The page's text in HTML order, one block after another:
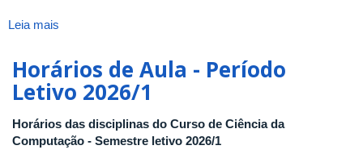
Leia mais
de
aulas
Horários de Aula - Período
Letivo 2026/1
Horários das disciplinas do Curso de Ciência da
Computação - Semestre letivo 2026/1